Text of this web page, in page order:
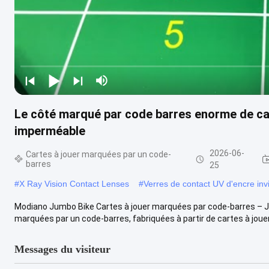
Le côté marqué par code barres enorme de
imperméable
Cartes à jouer marquées par un code-
barres
2026-06-
25
#X Ray Vision Contact Lenses #Verres de contact UV d'encre
Modiano Jumbo Bike Cartes à jouer marquées par code-barres
marquées par un code-barres, fabriquées à partir de cartes à
Messages du visiteur